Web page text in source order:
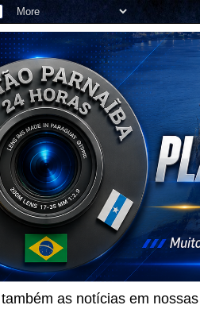
as notícias em